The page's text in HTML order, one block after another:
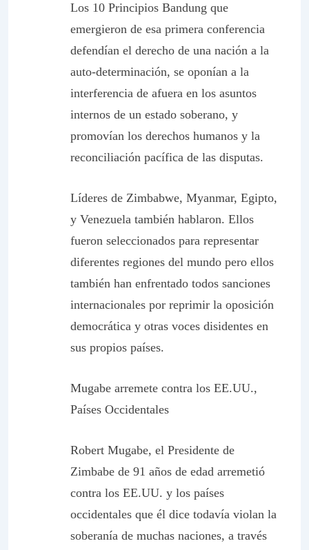
Los 10 Principios Bandung que
emergieron de esa primera conferencia
defendían el derecho de una nación a la
auto-determinación, se oponían a la
interferencia de afuera en los asuntos
internos de un estado soberano, y
promovían los derechos humanos y la
reconciliación pacífica de las disputas.
Líderes de Zimbabwe, Myanmar, Egipto,
y Venezuela también hablaron. Ellos
fueron seleccionados para representar
diferentes regiones del mundo pero ellos
también han enfrentado todos sanciones
internacionales por reprimir la oposición
democrática y otras voces disidentes en
sus propios países.
Mugabe arremete contra los EE.UU.,
Países Occidentales
Robert Mugabe, el Presidente de
Zimbabe de 91 años de edad arremetió
contra los EE.UU. y los países
occidentales que él dice todavía violan la
soberanía de muchas naciones, a través